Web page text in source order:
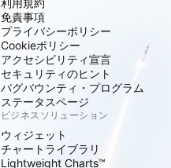
利用規約
免責事項
プライバシーポリシー
Cookieポリシー
アクセシビリティ宣言
セキュリティのヒント
バグバウンティ・プログラム
ステータスページ
ビジネスソリューション
ウィジェット
チャートライブラリ
Lightweight Charts™